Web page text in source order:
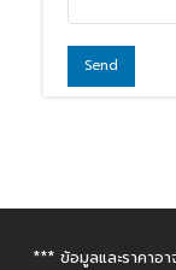
*** ข้อมูลและราคาอ